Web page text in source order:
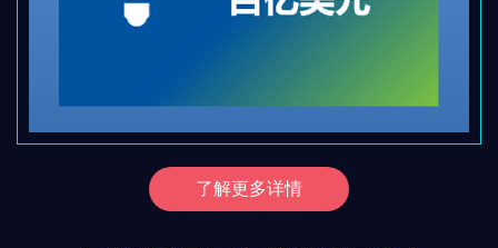
了解更多详情